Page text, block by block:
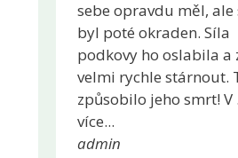
sebe opravdu měl, ale
byl poté okraden. Síla
podkovy ho oslabila a
velmi rychle stárnout.
způsobilo jeho smrt! V
více...
admin